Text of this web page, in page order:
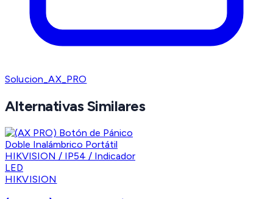
Solucion_AX_PRO
Alternativas Similares
HIKVISION